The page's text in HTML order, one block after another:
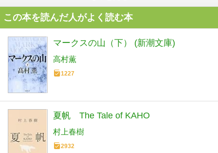
この本を読んだ人がよく読む本
マークスの山（下） (新潮文庫)
高村薫
1227
夏帆 The Tale of KAHO
村上春樹
2932